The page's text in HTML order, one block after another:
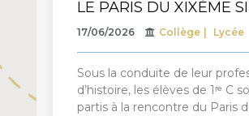
LE PARIS DU XIXÈME
17/06/2026 Collège Lycée
Sous la conduite de leur
d’histoire, les élèves de 1ʳᵉ C
partis à la rencontre du Paris